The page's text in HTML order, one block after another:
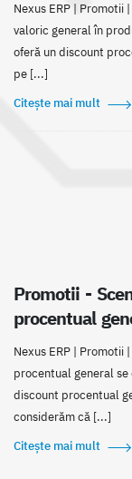
Nexus ERP | Promotii
valoric general în
oferă un discount
pe [...]
Citește mai mult
Promotii -
procentual
Nexus ERP | Promotii
procentual general
discount procentual
considerăm că [...]
Citește mai mult